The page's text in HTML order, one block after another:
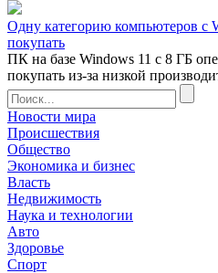
Одну категорию компьютеров с
покупать
ПК на базе Windows 11 с 8 ГБ
покупать из-за низкой
Новости мира
Происшествия
Общество
Экономика и бизнес
Власть
Недвижимость
Наука и технологии
Авто
Здоровье
Спорт